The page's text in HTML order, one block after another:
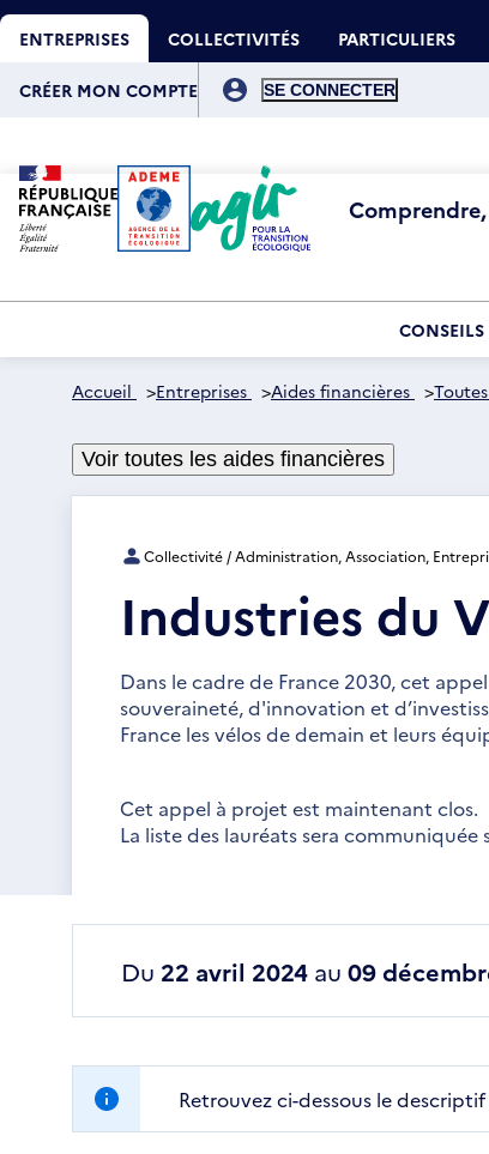
Aller
au
contenu
ENTREPRISES COLLECTIVITÉS PARTICULIERS
compte
CRÉER MON COMPTE
CONSEILS
Accueil >Entreprises >Aides financières >
Voir toutes les aides financières
Collectivité / Administration, Association,
Industries du
Dans le cadre de France 2030, cet
souveraineté, d'innovation et
France les vélos de demain et leurs
Cet appel à projet est maintenant clos.
La liste des lauréats sera
Du 22 avril 2024 au 09
Retrouvez ci-dessous le